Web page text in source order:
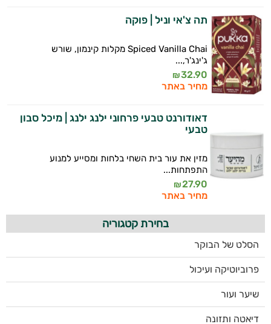
תה צ'אי וניל | פוקה
Spiced Vanilla Chai מקלות קינמון, שורש
ג'ינג'ר,...
32.90
₪
מחיר באתר
דאודורנט טבעי פרחוני ילנג ילנג | מיכל סבון
טבעי
מזין את עור בית השחי בלחות ומסייע למנוע
התפתחות...
27.90
₪
מחיר באתר
בחירת קטגוריה
הסלט של הבוקר
פרוביוטיקה ועיכול
שיער ועור
דיאטה ותזונה